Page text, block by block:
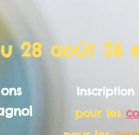
28 août 26
pour les